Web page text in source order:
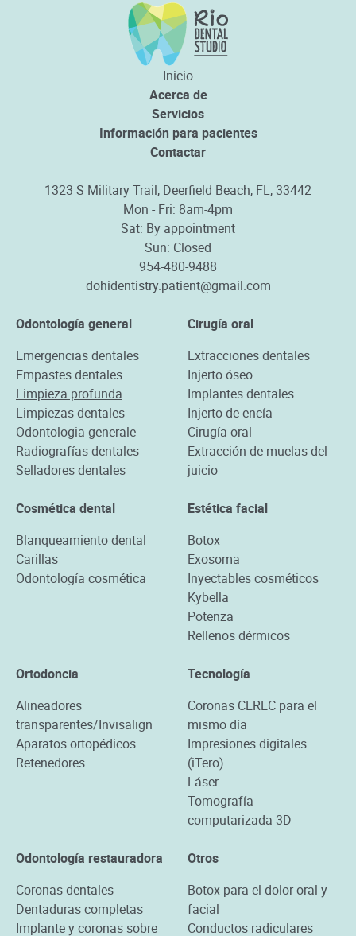
1323 S Military Trail, Deerfield Beach, FL, 33442
Mon - Fri: 8am-4pm
Sat: By appointment
Sun: Closed
954-480-9488
dohidentistry.patient@gmail.com
Inicio
Acerca de
Servicios
Información para pacientes
Contactar
Odontología general
Emergencias dentales
Empastes dentales
Limpieza profunda
Limpiezas dentales
Odontologia generale
Radiografías dentales
Selladores dentales
Cirugía oral
Extracciones dentales
Injerto óseo
Implantes dentales
Injerto de encía
Cirugía oral
Extracción de muelas del
juicio
Cosmética dental
Blanqueamiento dental
Carillas
Odontología cosmética
Estética facial
Botox
Exosoma
Inyectables cosméticos
Kybella
Potenza
Rellenos dérmicos
Ortodoncia
Alineadores
transparentes/Invisalign
Aparatos ortopédicos
Retenedores
Tecnología
Coronas CEREC para el
mismo día
Impresiones digitales
(iTero)
Láser
Tomografía
computarizada 3D
Odontología restauradora
Coronas dentales
Dentaduras completas
Implante y coronas sobre
Otros
Botox para el dolor oral y
facial
Conductos radiculares